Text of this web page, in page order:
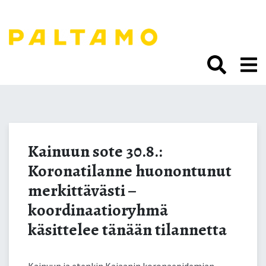
Kainuun sote 30.8.:
Koronatilanne
huonontunut
merkittävästi –
koordinaatioryhmä
Kainuun sote 30.8.:
Koronatilanne huonontunut
merkittävästi –
koordinaatioryhmä
käsittelee tänään tilannetta